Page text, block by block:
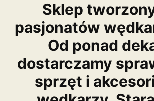
Sklep
pasjonatów
Od ponad
dostarczamy
sprzęt i